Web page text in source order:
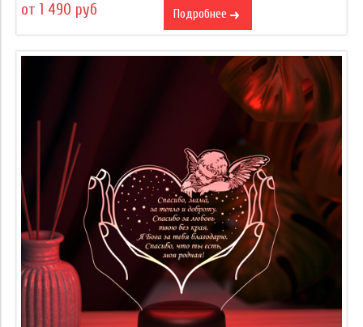
от 1 490 руб Подробнее